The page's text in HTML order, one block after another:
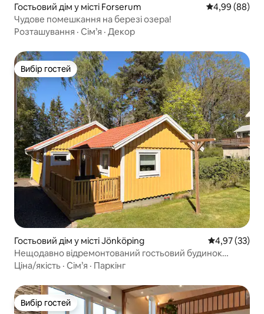
Гостьовий дім у місті Forserum Середня
4,99 (88)
Чудове помешкання на березі озера!
Розташування · Сім’я · Декор
Вибір гостей
Вибір гостей
Гостьовий дім у місті Jönköping Середня
4,97 (33)
Нещодавно відремонтований гостьовий будинок
площею 60 м2
Ціна/якість · Сім’я · Паркінг
Вибір гостей
Вибір гостей